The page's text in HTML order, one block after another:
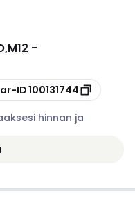
-
ID100131744
hinnan ja